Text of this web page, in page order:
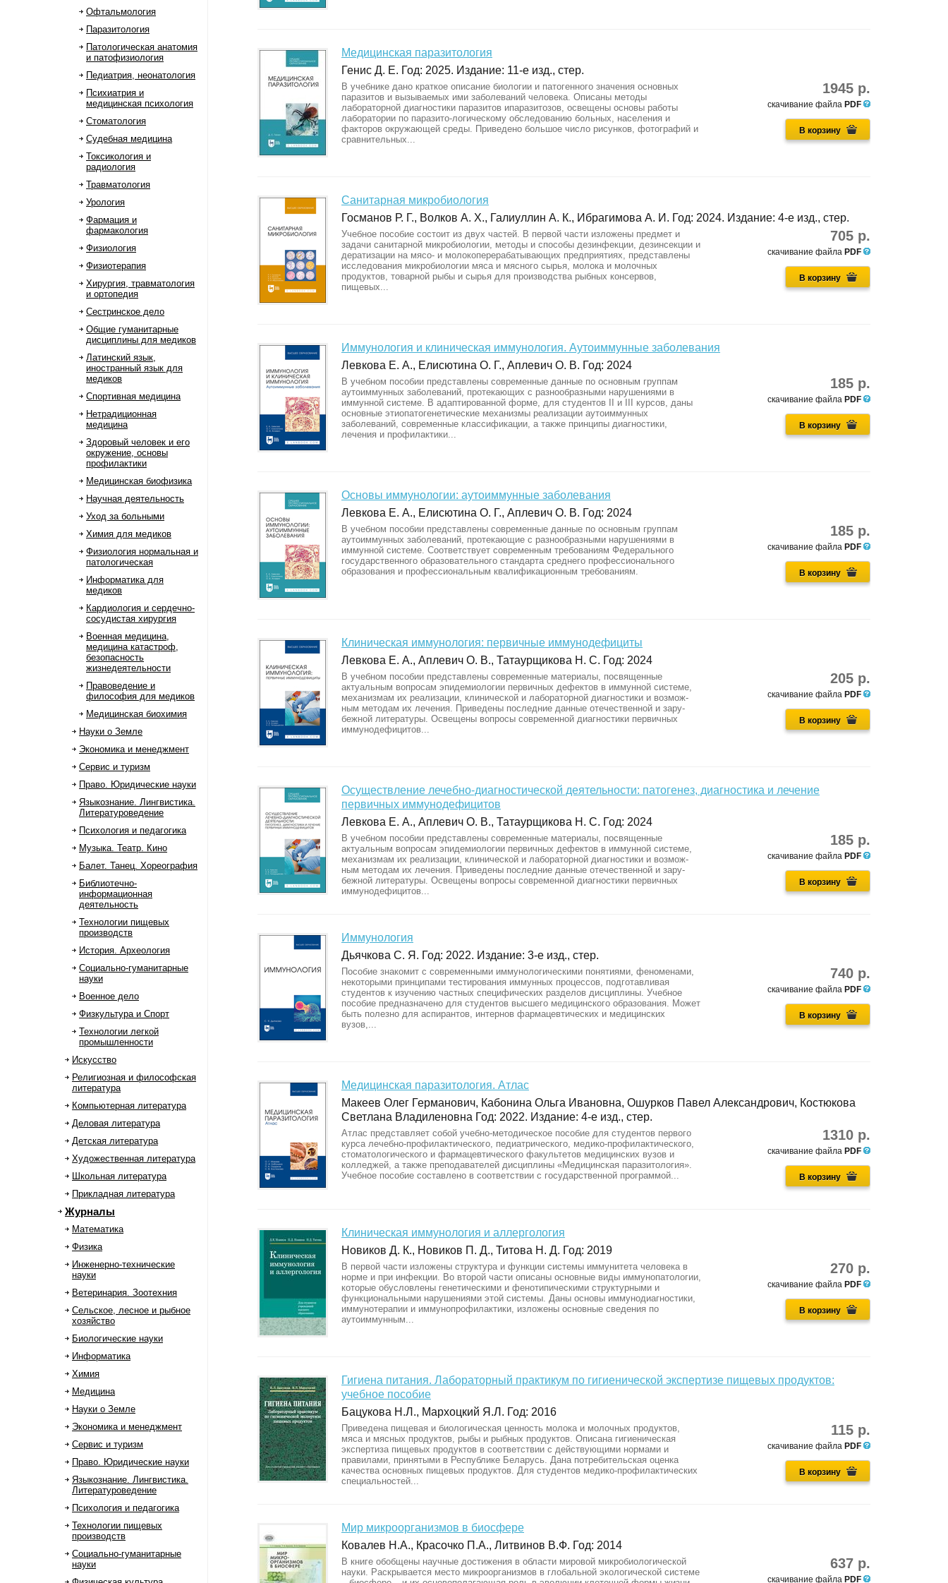
Офтальмология
Паразитология
Патологическая анатомия
и патофизиология
Педиатрия, неонатология
Психиатрия и
медицинская психология
Стоматология
Судебная медицина
Токсикология и
радиология
Травматология
Урология
Фармация и
фармакология
Физиология
Физиотерапия
Хирургия, травматология
и ортопедия
Сестринское дело
Общие гуманитарные
дисциплины для медиков
Латинский язык,
иностранный язык для
медиков
Спортивная медицина
Нетрадиционная
медицина
Здоровый человек и его
окружение, основы
профилактики
Медицинская биофизика
Научная деятельность
Уход за больными
Химия для медиков
Физиология нормальная и
патологическая
Информатика для
медиков
Кардиология и сердечно-
сосудистая хирургия
Военная медицина,
медицина катастроф,
безопасность
жизнедеятельности
Правоведение и
философия для медиков
Медицинская биохимия
Науки о Земле
Экономика и менеджмент
Сервис и туризм
Право. Юридические науки
Языкознание. Лингвистика.
Литературоведение
Психология и педагогика
Музыка. Театр. Кино
Балет. Танец. Хореография
Библиотечно-
информационная
деятельность
Технологии пищевых
производств
История. Археология
Социально-гуманитарные
науки
Военное дело
Физкультура и Спорт
Технологии легкой
промышленности
Искусство
Религиозная и философская
литература
Компьютерная литература
Деловая литература
Детская литература
Художественная литература
Школьная литература
Прикладная литература
Журналы
Математика
Физика
Инженерно-технические
науки
Ветеринария. Зоотехния
Сельское, лесное и рыбное
хозяйство
Биологические науки
Информатика
Химия
Медицина
Науки о Земле
Экономика и менеджмент
Сервис и туризм
Право. Юридические науки
Языкознание. Лингвистика.
Литературоведение
Психология и педагогика
Технологии пищевых
производств
Социально-гуманитарные
науки
Медицинская паразитология
Генис Д. Е. Год: 2025. Издание: 11-е изд., стер.
1945 р.
скачивание файла PDF
В корзину
В учебнике дано краткое описание биологии и патогенного значения основных
паразитов и вызываемых ими заболеваний человека. Описаны методы
лабораторной диагностики паразитов ипаразитозов, освещены основы работы
лаборатории по паразито-логическому обследованию больных, населения и
факторов окружающей среды. Приведено большое число рисунков, фотографий и
сравнительных...
Санитарная микробиология
Госманов Р. Г., Волков А. Х., Галиуллин А. К., Ибрагимова А. И. Год: 2024. Издание: 4-е изд., стер.
705 р.
скачивание файла PDF
В корзину
Учебное пособие состоит из двух частей. В первой части изложены предмет и
задачи санитарной микробиологии, методы и способы дезинфекции, дезинсекции и
дератизации на мясо- и молокоперерабатывающих предприятиях, представлены
исследования микробиологии мяса и мясного сырья, молока и молочных
продуктов, товарной рыбы и сырья для производства рыбных консервов,
пищевых...
Иммунология и клиническая иммунология. Аутоиммунные заболевания
Левкова Е. А., Елисютина О. Г., Аплевич О. В. Год: 2024
185 р.
скачивание файла PDF
В корзину
В учебном пособии представлены современные данные по основным группам
аутоиммунных заболеваний, протекающих с разнообразными нарушениями в
иммунной системе. В адаптированной форме, для студентов II и III курсов, даны
основные этиопатогенетические механизмы реализации аутоиммунных
заболеваний, современные классификации, а также принципы диагностики,
лечения и профилактики...
Основы иммунологии: аутоиммунные заболевания
Левкова Е. А., Елисютина О. Г., Аплевич О. В. Год: 2024
185 р.
скачивание файла PDF
В корзину
В учебном пособии представлены современные данные по основным группам
аутоиммунных заболеваний, протекающие с разнообразными нарушениями в
иммунной системе. Соответствует современным требованиям Федерального
государственного образовательного стандарта среднего профессионального
образования и профессиональным квалификационным требованиям.
Клиническая иммунология: первичные иммунодефициты
Левкова Е. А., Аплевич О. В., Татаурщикова Н. С. Год: 2024
205 р.
скачивание файла PDF
В корзину
В учебном пособии представлены современные материалы, посвященные
актуальным вопросам эпидемиологии первичных дефектов в иммунной системе,
механизмам их реализации, клинической и лабораторной диагностики и возмож-
ным методам их лечения. Приведены последние данные отечественной и зару-
бежной литературы. Освещены вопросы современной диагностики первичных
иммунодефицитов...
Осуществление лечебно-диагностической деятельности: патогенез, диагностика и лечение
первичных иммунодефицитов
Левкова Е. А., Аплевич О. В., Татаурщикова Н. С. Год: 2024
185 р.
скачивание файла PDF
В корзину
В учебном пособии представлены современные материалы, посвященные
актуальным вопросам эпидемиологии первичных дефектов в иммунной системе,
механизмам их реализации, клинической и лабораторной диагностики и возмож-
ным методам их лечения. Приведены последние данные отечественной и зару-
бежной литературы. Освещены вопросы современной диагностики первичных
иммунодефицитов...
Иммунология
Дьячкова С. Я. Год: 2022. Издание: 3-е изд., стер.
740 р.
скачивание файла PDF
В корзину
Пособие знакомит с современными иммунологическими понятиями, феноменами,
некоторыми принципами тестирования иммунных процессов, подготавливая
студентов к изучению частных специфических разделов дисциплины. Учебное
пособие предназначено для студентов высшего медицинского образования. Может
быть полезно для аспирантов, интернов фармацевтических и медицинских
вузов,...
Медицинская паразитология. Атлас
Макеев Олег Германович, Кабонина Ольга Ивановна, Ошурков Павел Александрович, Костюкова
Светлана Владиленовна Год: 2022. Издание: 4-е изд., стер.
1310 р.
скачивание файла PDF
В корзину
Атлас представляет собой учебно-методическое пособие для студентов первого
курса лечебно-профилактического, педиатрического, медико-профилактического,
стоматологического и фармацевтического факультетов медицинских вузов и
колледжей, а также преподавателей дисциплины «Медицинская паразитология».
Учебное пособие составлено в соответствии с государственной программой...
Клиническая иммунология и аллергология
Новиков Д. К., Новиков П. Д., Титова Н. Д. Год: 2019
270 р.
скачивание файла PDF
В корзину
В первой части изложены структура и функции системы иммунитета человека в
норме и при инфекции. Во второй части описаны основные виды иммунопатологии,
которые обусловлены генетическими и фенотипическими структурными и
функциональными нарушениями этой системы. Даны основы иммунодиагностики,
иммунотерапии и иммунопрофилактики, изложены основные сведения по
аутоиммунным...
Гигиена питания. Лабораторный практикум по гигиенической экспертизе пищевых продуктов:
учебное пособие
Бацукова Н.Л., Мархоцкий Я.Л. Год: 2016
115 р.
скачивание файла PDF
В корзину
Приведена пищевая и биологическая ценность молока и молочных продуктов,
мяса и мясных продуктов, рыбы и рыбных продуктов. Описана гигиеническая
экспертиза пищевых продуктов в соответствии с действующими нормами и
правилами, принятыми в Республике Беларусь. Дана потребительская оценка
качества основных пищевых продуктов. Для студентов медико-профилактических
специальностей...
Мир микроорганизмов в биосфере
Ковалев Н.А., Красочко П.А., Литвинов В.Ф. Год: 2014
637 р.
скачивание файла PDF
В книге обобщены научные достижения в области мировой микробиологической
науки. Раскрывается место микроорганизмов в глобальной экологической системе